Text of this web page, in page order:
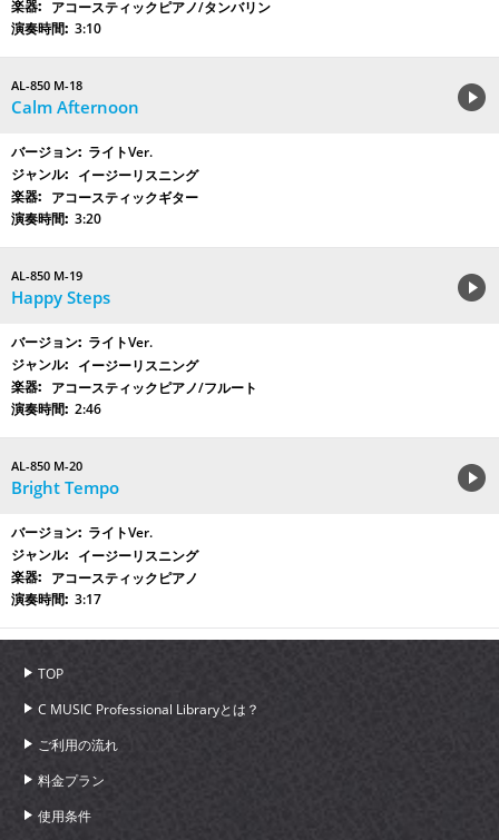
アコースティックピアノ/タンバリン
3:10
AL-850 M-18
Calm Afternoon
ライトVer.
イージーリスニング
アコースティックギター
3:20
AL-850 M-19
Happy Steps
ライトVer.
イージーリスニング
アコースティックピアノ/フルート
2:46
AL-850 M-20
Bright Tempo
ライトVer.
イージーリスニング
アコースティックピアノ
3:17
TOP
C MUSIC Professional Libraryとは？
ご利用の流れ
料金プラン
使用条件